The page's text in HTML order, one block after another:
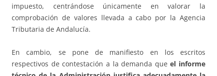
impuesto, centrándose únicamente en valorar la
comprobación de valores llevada a cabo por la Agencia
Tributaria de Andalucía.
En cambio, se pone de manifiesto en los escritos
respectivos de contestación a la demanda queel informe